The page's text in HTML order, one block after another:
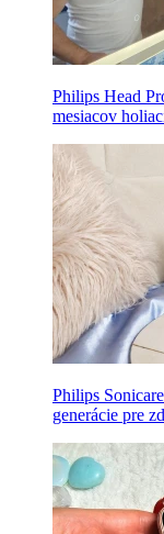
Philips Head
mesiacov
Philips
generácie pre